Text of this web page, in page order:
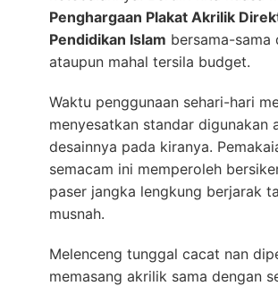
Penghargaan Plakat Akrilik
Pendidikan Islam bersama-sama
ataupun mahal tersila budget.
Waktu penggunaan sehari-hari
menyesatkan standar digunakan
desainnya pada kiranya.
semacam ini memperoleh
paser jangka lengkung berjarak
musnah.
Melenceng tunggal cacat nan
memasang akrilik sama dengan